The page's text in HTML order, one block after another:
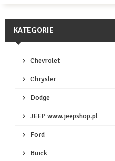
KATEGORIE
Chevrolet
Chrysler
Dodge
JEEP www.jeepshop.pl
Ford
Buick